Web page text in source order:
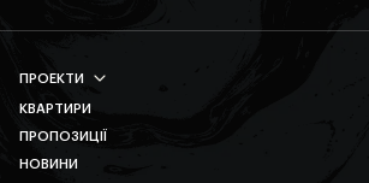
ПРОЕКТИ
AVALON PRIME
AVALON MAGNOLIA
AVALON YARD CLUB
КВАРТИРИ
ПРОПОЗИЦІЇ
НОВИНИ